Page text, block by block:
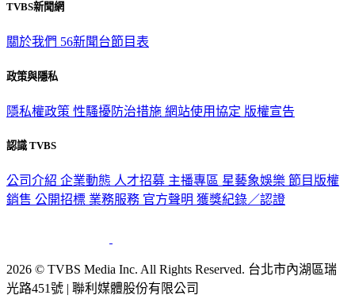
TVBS新聞網
關於我們 56新聞台節目表
政策與隱私
隱私權政策 性騷擾防治措施 網站使用協定 版權宣告
認識 TVBS
公司介紹 企業動態 人才招募 主播專區 星藝象娛樂 節目版權
銷售 公開招標 業務服務 官方聲明 獲獎紀錄／認證
2026 © TVBS Media Inc. All Rights Reserved. 台北市內湖區瑞
光路451號 | 聯利媒體股份有限公司